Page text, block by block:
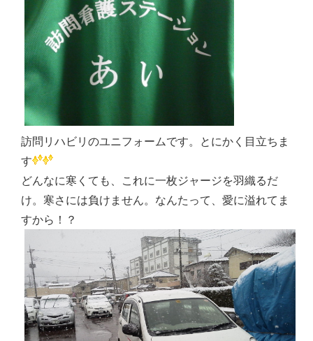
訪問リハビリのユニフォームです。とにかく目立ちま
す
どんなに寒くても、これに一枚ジャージを羽織るだ
け。寒さには負けません。なんたって、愛に溢れてま
すから！？